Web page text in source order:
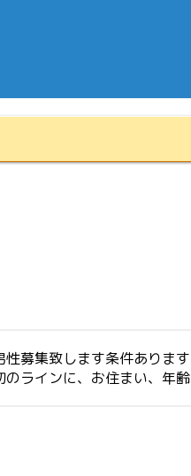
募集致します条件ありま
ラインに、お住まい、年